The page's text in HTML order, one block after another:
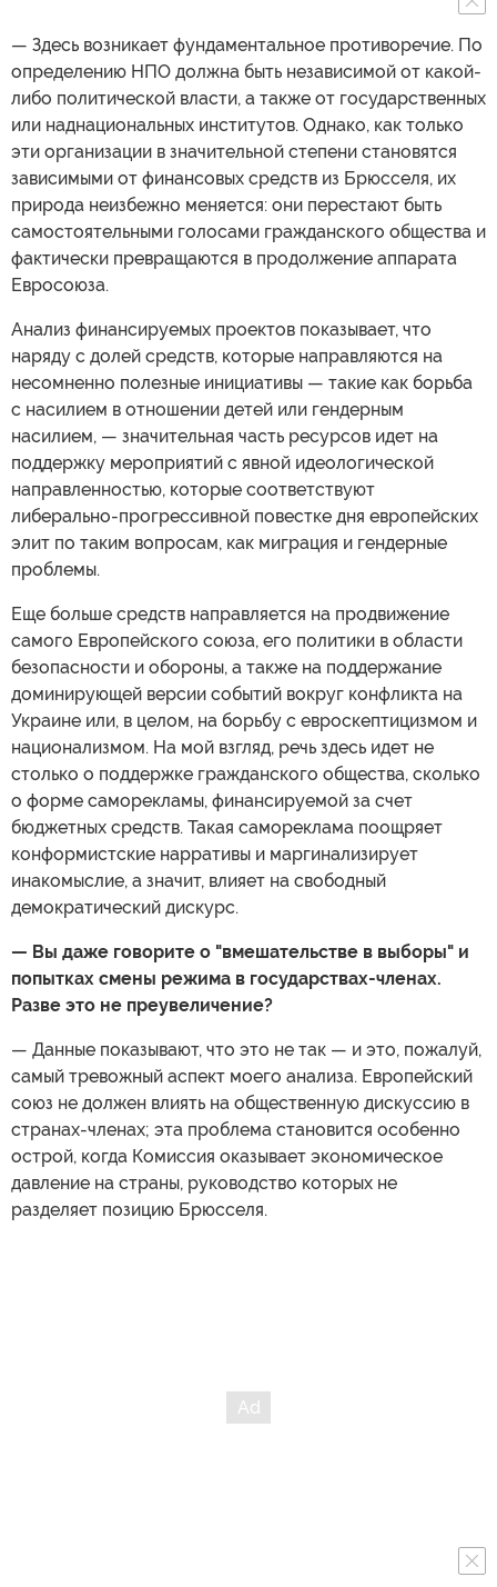
— Здесь возникает фундаментальное противоречие. По
определению НПО должна быть независимой от какой-
либо политической власти, а также от государственных
или наднациональных институтов. Однако, как только
эти организации в значительной степени становятся
зависимыми от финансовых средств из Брюсселя, их
природа неизбежно меняется: они перестают быть
самостоятельными голосами гражданского общества и
фактически превращаются в продолжение аппарата
Евросоюза.
Анализ финансируемых проектов показывает, что
наряду с долей средств, которые направляются на
несомненно полезные инициативы — такие как борьба
с насилием в отношении детей или гендерным
насилием, — значительная часть ресурсов идет на
поддержку мероприятий с явной идеологической
направленностью, которые соответствуют
либерально-прогрессивной повестке дня европейских
элит по таким вопросам, как миграция и гендерные
проблемы.
Еще больше средств направляется на продвижение
самого Европейского союза, его политики в области
безопасности и обороны, а также на поддержание
доминирующей версии событий вокруг конфликта на
Украине или, в целом, на борьбу с евроскептицизмом и
национализмом. На мой взгляд, речь здесь идет не
столько о поддержке гражданского общества, сколько
о форме саморекламы, финансируемой за счет
бюджетных средств. Такая самореклама поощряет
конформистские нарративы и маргинализирует
инакомыслие, а значит, влияет на свободный
демократический дискурс.
— Вы даже говорите о "вмешательстве в выборы" и
попытках смены режима в государствах-членах.
Разве это не преувеличение?
— Данные показывают, что это не так — и это, пожалуй,
самый тревожный аспект моего анализа. Европейский
союз не должен влиять на общественную дискуссию в
странах-членах; эта проблема становится особенно
острой, когда Комиссия оказывает экономическое
давление на страны, руководство которых не
разделяет позицию Брюсселя.